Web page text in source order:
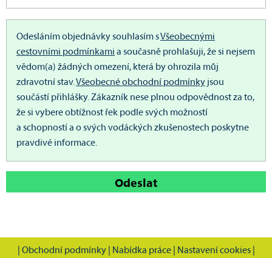
Odesláním objednávky souhlasím sVšeobecnými
cestovními podmínkami a současně prohlašuji, že si nejsem
vědom(a) žádných omezení, která by ohrozila můj
zdravotní stav.Všeobecné obchodní podmínky jsou
součástí přihlášky.Zákazník nese plnou odpovědnost za to,
že si vybere obtížnost řek podle svých možností
a schopností a o svých vodáckých zkušenostech poskytne
pravdivé informace.
Odeslat
Obchodní podmínky| Nabídka práce| Nastavení cookies|